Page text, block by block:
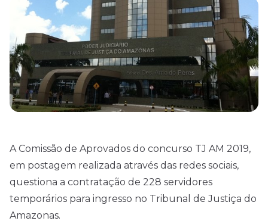
A Comissão de Aprovados do concurso TJ AM 2019,
em postagem realizada através das redes sociais,
questiona a contratação de 228 servidores
temporários para ingresso no Tribunal de Justiça do
Amazonas.